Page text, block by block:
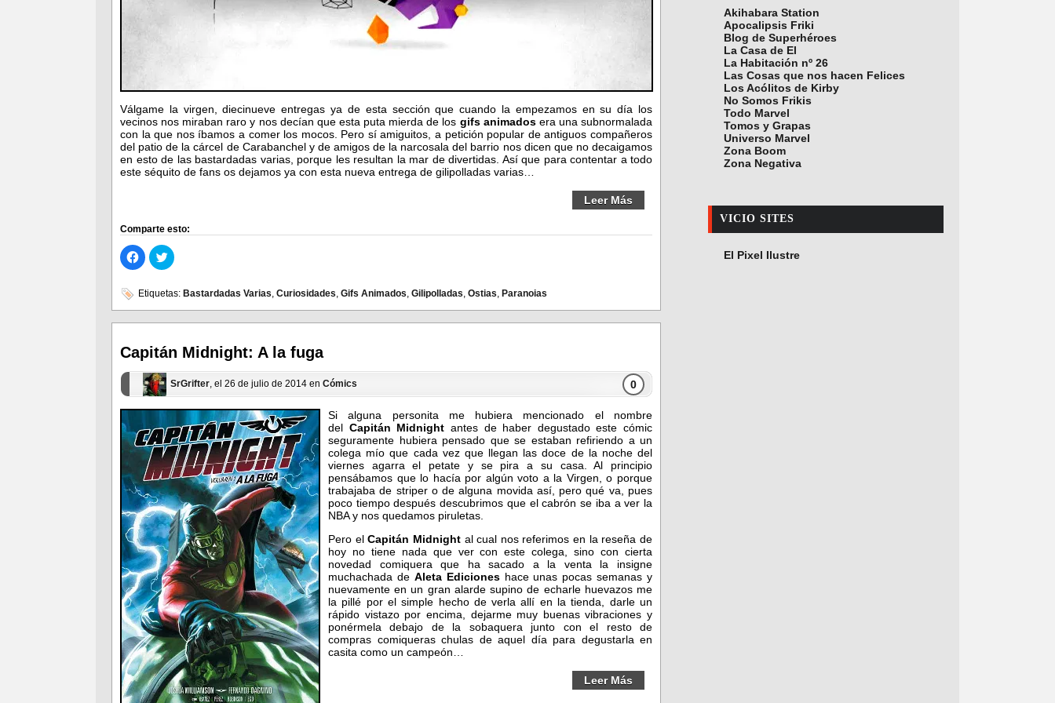
Válgame la virgen, diecinueve entregas ya de esta sección que cuando la empezamos en su día los
vecinos nos miraban raro y nos decían que esta puta mierda de los gifs animadosera una subnormalada
con la que nos íbamos a comer los mocos. Pero sí amiguitos, a petición popular de antiguos compañeros
del patio de la cárcel de Carabanchel y de amigos de la narcosala del barrio nos dicen que no decaigamos
en esto de las bastardadas varias, porque les resultan la mar de divertidas. Así que para contentar a todo
este séquito de fans os dejamos ya con esta nueva entrega de gilipolladas varias…
Leer Más
Comparte esto:
Haz
clic
para
en
Facebook
(Se
abre
ventana
nueva)
Haz
clic
en
(Se
abre
ventana
nueva)
Etiquetas: Bastardadas Varias, Curiosidades, Gifs Animados, Gilipolladas, Ostias, Paranoias
Capitán Midnight: A la fuga
SrGrifter , el 26 de julio de 2014 en Cómics 0
Si alguna personita me hubiera mencionado el nombre
del Capitán Midnight antes de haber degustado este cómic
seguramente hubiera pensado que se estaban refiriendo a un
colega mío que cada vez que llegan las doce de la noche del
viernes agarra el petate y se pira a su casa. Al principio
pensábamos que lo hacía por algún voto a la Virgen, o porque
trabajaba de striper o de alguna movida así, pero qué va, pues
poco tiempo después descubrimos que el cabrón se iba a ver la
NBA y nos quedamos piruletas.
Pero elCapitán Midnightal cual nos referimos en la reseña de
hoy no tiene nada que ver con este colega, sino con cierta
novedad comiquera que ha sacado a la venta la insigne
muchachada de Aleta Edicioneshace unas pocas semanas y
nuevamente en un gran alarde supino de echarle huevazos me
la pillé por el simple hecho de verla allí en la tienda, darle un
rápido vistazo por encima, dejarme muy buenas vibraciones y
ponérmela debajo de la sobaquera junto con el resto de
compras comiqueras chulas de aquel día para degustarla en
casita como un campeón…
Leer Más
Akihabara Station
Apocalipsis Friki
Blog de Superhéroes
La Casa de El
La Habitación nº 26
Las Cosas que nos hacen Felices
Los Acólitos de Kirby
No Somos Frikis
Todo Marvel
Tomos y Grapas
Universo Marvel
Zona Boom
Zona Negativa
VICIO SITES
El Pixel Ilustre